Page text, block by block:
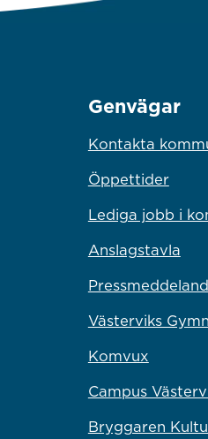
Genvägar
Kontakta
Öppettider
Lediga jobb i
Anslagstavla
Västerviks
Komvux
Campus
Bryggaren